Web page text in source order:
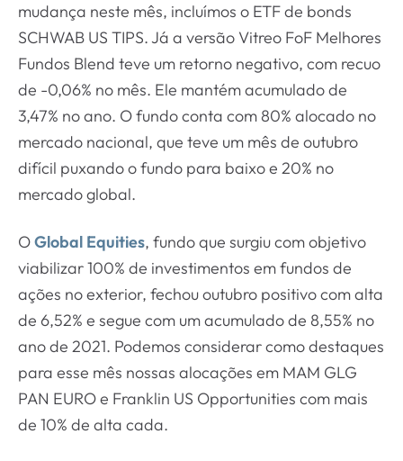
mudança neste mês, incluímos o ETF de bonds
SCHWAB US TIPS. Já a versão Vitreo FoF Melhores
Fundos Blend teve um retorno negativo, com recuo
de -0,06% no mês. Ele mantém acumulado de
3,47% no ano. O fundo conta com 80% alocado no
mercado nacional, que teve um mês de outubro
difícil puxando o fundo para baixo e 20% no
mercado global.
OGlobal Equities, fundo que surgiu com objetivo
viabilizar 100% de investimentos em fundos de
ações no exterior, fechou outubro positivo com alta
de 6,52% e segue com um acumulado de 8,55% no
ano de 2021. Podemos considerar como destaques
para esse mês nossas alocações em MAM GLG
PAN EURO e Franklin US Opportunities com mais
de 10% de alta cada.